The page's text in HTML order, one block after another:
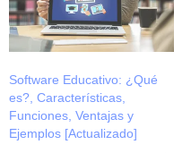
Software Educativo: ¿Qué
es?, Características,
Funciones, Ventajas y
Ejemplos [Actualizado]